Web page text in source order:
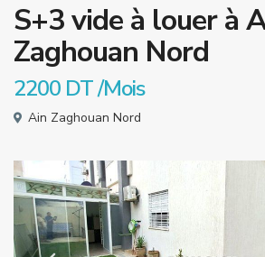
S+3 vide à louer à
Zaghouan Nord
2200 DT/Mois
Ain Zaghouan Nord